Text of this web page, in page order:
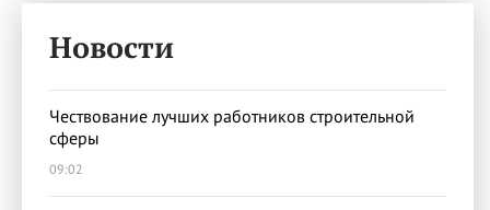
Новости
Чествование лучших работников строительной
сферы
09:02